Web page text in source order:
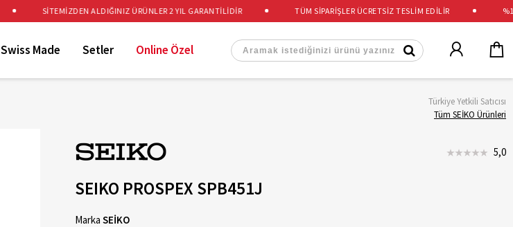
TÜM SİPARİŞLER ÜCRETSİZ TESLİM EDİLİR
SİTEMİZDEN ALDIĞINIZ ÜRÜNLER 2 YIL GARANTİLİDİR
Swiss Made Setler Online Özel
Türkiye Yetkili Satıcısı
Tüm SEİKO Ürünleri
5,0
SEIKO PROSPEX SPB451J
Marka SEİKO